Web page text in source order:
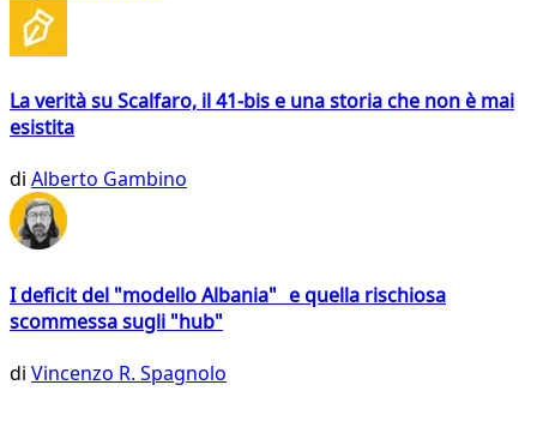
La verità su Scalfaro, il 41-bis e una storia che non è mai
esistita
di Alberto Gambino
I deficit del "modello Albania" e quella rischiosa
scommessa sugli "hub"
di Vincenzo R. Spagnolo